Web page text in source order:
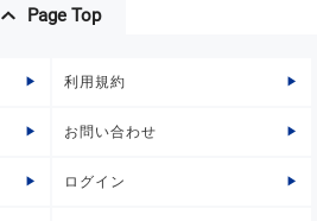
Page Top
利用規約
お問い合わせ
ログイン